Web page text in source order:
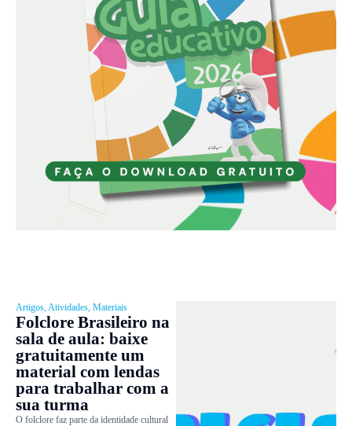
Artigos,Atividades, Materiais
Folclore Brasileiro na
sala de aula: baixe
gratuitamente um
material com lendas
para trabalhar com a
sua turma
O folclore faz parte da identidade cultural